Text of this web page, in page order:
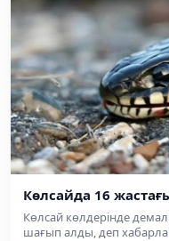
Көлсайда 16
Көлсай көлдерінде
шағып алды, деп